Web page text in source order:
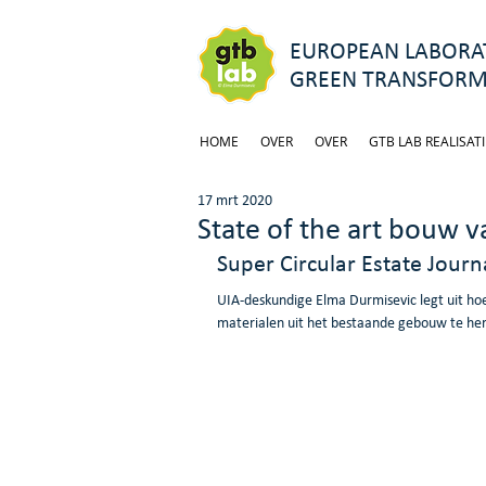
EUROPEAN
GREEN
HOME OVER OVER GTB LAB
State of the art bouw
17 mrt 2020
Super Circular Estate
UIA-deskundige Elma Durmisevic legt uit
materialen uit het bestaande gebouw te